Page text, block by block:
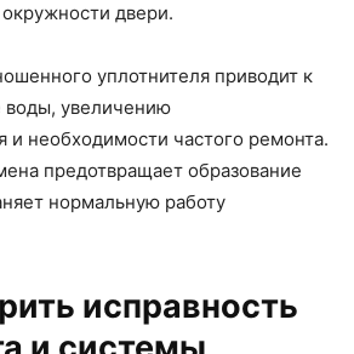
двери.
уплотнителя приводит к
воды, увеличению
и необходимости частого ремонта.
предотвращает образование
нормальную работу
исправность